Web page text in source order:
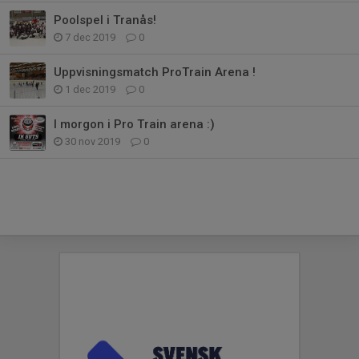
Poolspel i Tranås!
7 dec 2019 0
Uppvisningsmatch ProTrain Arena !
1 dec 2019 0
I morgon i Pro Train arena :)
30 nov 2019 0